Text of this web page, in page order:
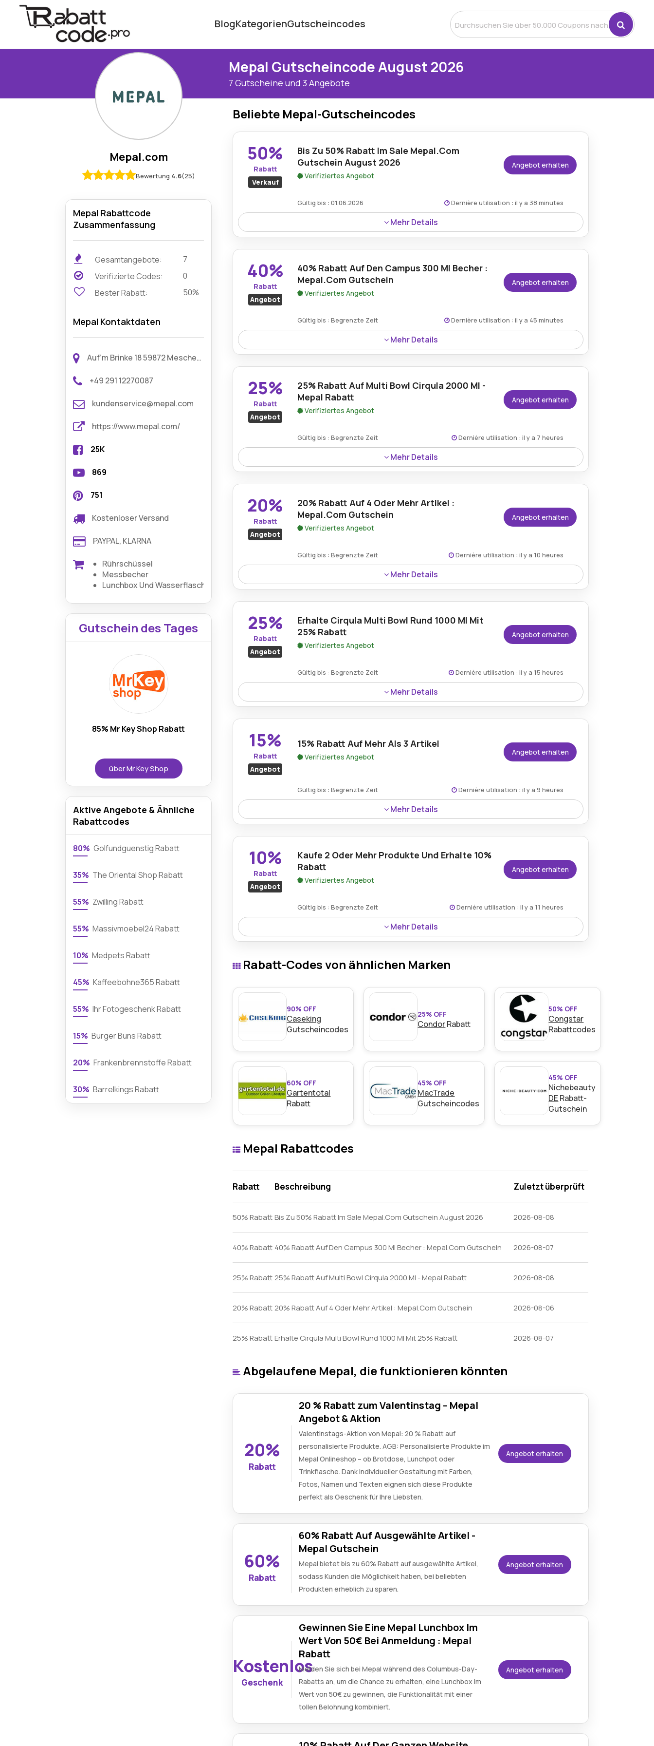
BlogKategorienGutscheincodes
Mepal Gutscheincode August 2026
7 Gutscheine und 3 Angebote
Beliebte Mepal-Gutscheincodes
50%
Rabatt
Verkauf
Bis Zu 50% Rabatt Im Sale Mepal.Com
Gutschein August 2026
Verifiziertes Angebot
Angebot erhalten
Gültig bis : 01.06.2026 Dernière utilisation : il y a 38 minutes
Mehr Details
Kunden können bis zu 50% Rabatt auf reduzierte Artikel bei Mepal.com erhalten und dadurch
zusätzliche Preisnachlässe auf bereits vergünstigte Produkte genießen.
40%
Rabatt
Angebot
40% Rabatt Auf Den Campus 300 Ml Becher :
Mepal.Com Gutschein
Verifiziertes Angebot
Angebot erhalten
Gültig bis : Begrenzte Zeit Dernière utilisation : il y a 45 minutes
Mehr Details
Sparen Sie 40% auf den Campus 300-ml-Becher bei Mepal.com mit dem Gutscheincode und
erhalten Sie eine stilvolle und praktische Lösung für den täglichen Gebrauch.
25%
Rabatt
Angebot
25% Rabatt Auf Multi Bowl Cirqula 2000 Ml -
Mepal Rabatt
Verifiziertes Angebot
Angebot erhalten
Gültig bis : Begrenzte Zeit Dernière utilisation : il y a 7 heures
Mehr Details
Käufern wird ein 25% Rabatt auf die Multi Bowl Cirqula 2000 ml angeboten, wodurch Funktionalität
und Erschwinglichkeit durch Mepal-Gutscheine kombiniert werden.
20%
Rabatt
Angebot
20% Rabatt Auf 4 Oder Mehr Artikel :
Mepal.Com Gutschein
Verifiziertes Angebot
Angebot erhalten
Gültig bis : Begrenzte Zeit Dernière utilisation : il y a 10 heures
Mehr Details
Beim Kauf von vier oder mehr Artikeln auf Mepal.com erhalten Kunden einen großzügigen 20%
Rabatt auf ihre ausgewählten Produkte.
25%
Rabatt
Angebot
Erhalte Cirqula Multi Bowl Rund 1000 Ml Mit
25% Rabatt
Verifiziertes Angebot
Angebot erhalten
Gültig bis : Begrenzte Zeit Dernière utilisation : il y a 15 heures
Mehr Details
Die Cirqula Multi Bowl Rund 1000 ml ist bei Mepal mit einem 25% Rabatt erhältlich und bietet damit
Qualität sowie bemerkenswerte Erschwinglichkeit.
15%
Rabatt
Angebot
15% Rabatt Auf Mehr Als 3 Artikel
Verifiziertes Angebot
Angebot erhalten
Gültig bis : Begrenzte Zeit Dernière utilisation : il y a 9 heures
Mehr Details
Kunden, die mehr als drei Artikel kaufen, profitieren bei Mepal von einem 15% Rabatt, wodurch der
Mehrfachkauf noch lohnenswerter wird.
10%
Rabatt
Angebot
Kaufe 2 Oder Mehr Produkte Und Erhalte 10%
Rabatt
Verifiziertes Angebot
Angebot erhalten
Gültig bis : Begrenzte Zeit Dernière utilisation : il y a 11 heures
Mehr Details
Beim Kauf von zwei oder mehr Produkten bei Mepal erhalten Käufer einen 10% Rabatt und
Rabatt-Codes von ähnlichen Marken
90% OFF
Caseking
Gutscheincodes
25% OFF
CondorRabatt
50% OFF
Congstar
Rabattcodes
60% OFF
Gartentotal
Rabatt
45% OFF
MacTrade
Gutscheincodes
45% OFF
Nichebeauty
DERabatt-
Gutschein
Mepal Rabattcodes
Rabatt Beschreibung Zuletzt überprüft
50% Rabatt Bis Zu 50% Rabatt Im Sale Mepal.Com Gutschein August 2026 2026-08-08
40% Rabatt 40% Rabatt Auf Den Campus 300 Ml Becher : Mepal.Com Gutschein 2026-08-07
25% Rabatt 25% Rabatt Auf Multi Bowl Cirqula 2000 Ml - Mepal Rabatt 2026-08-08
20% Rabatt 20% Rabatt Auf 4 Oder Mehr Artikel : Mepal.Com Gutschein 2026-08-06
25% Rabatt Erhalte Cirqula Multi Bowl Rund 1000 Ml Mit 25% Rabatt 2026-08-07
Abgelaufene Mepal, die funktionieren könnten
20%
Rabatt
20 % Rabatt zum Valentinstag – Mepal
Angebot & Aktion
Valentinstags-Aktion von Mepal: 20 % Rabatt auf
personalisierte Produkte. AGB: Personalisierte Produkte im
Mepal Onlineshop – ob Brotdose, Lunchpot oder
Trinkflasche. Dank individueller Gestaltung mit Farben,
Fotos, Namen und Texten eignen sich diese Produkte
perfekt als Geschenk für Ihre Liebsten.
Angebot erhalten
60%
Rabatt
60% Rabatt Auf Ausgewählte Artikel -
Mepal Gutschein
Mepal bietet bis zu 60% Rabatt auf ausgewählte Artikel,
sodass Kunden die Möglichkeit haben, bei beliebten
Produkten erheblich zu sparen.
Angebot erhalten
Kostenlos
Geschenk
Gewinnen Sie Eine Mepal Lunchbox Im
Wert Von 50€ Bei Anmeldung : Mepal
Rabatt
Melden Sie sich bei Mepal während des Columbus-Day-
Rabatts an, um die Chance zu erhalten, eine Lunchbox im
Wert von 50€ zu gewinnen, die Funktionalität mit einer
tollen Belohnung kombiniert.
Angebot erhalten
Mepal.com
Bewertung 4.6(25)
Mepal Rabattcode
Zusammenfassung
Gesamtangebote:
7
Verifizierte Codes:
0
Bester Rabatt:
50%
Mepal Kontaktdaten
Auf’m Brinke 18 59872 Meschede Deutschland
+49 291 12270087
kundenservice@mepal.com
https://www.mepal.com/
25K
869
751
Kostenloser Versand
PAYPAL, KLARNA
Rührschüssel
Messbecher
Lunchbox Und Wasserflaschen
Gutschein des Tages
85% Mr Key Shop Rabatt
über Mr Key Shop
Aktive Angebote & Ähnliche
Rabattcodes
80% Golfundguenstig Rabatt
35% The Oriental Shop Rabatt
55% Zwilling Rabatt
55% Massivmoebel24 Rabatt
10% Medpets Rabatt
45% Kaffeebohne365 Rabatt
55% Ihr Fotogeschenk Rabatt
15% Burger Buns Rabatt
20% Frankenbrennstoffe Rabatt
30% Barrelkings Rabatt